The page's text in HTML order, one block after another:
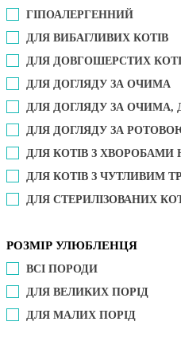
ГІПОАЛЕРГЕННИЙ
ДЛЯ ВИБАГЛИВИХ КОТІВ
ДЛЯ ДОВГОШЕРСТИХ
ДЛЯ ДОГЛЯДУ ЗА ОЧИМА
ДЛЯ ДОГЛЯДУ ЗА ОЧИМА,
ДЛЯ ДОГЛЯДУ ЗА
ДЛЯ КОТІВ З ХВОРОБАМИ
ДЛЯ КОТІВ З ЧУТЛИВИМ
ДЛЯ СТЕРИЛІЗОВАНИХ
РОЗМІР УЛЮБЛЕНЦЯ
ВСІ ПОРОДИ
ДЛЯ ВЕЛИКИХ ПОРІД
ДЛЯ МАЛИХ ПОРІД